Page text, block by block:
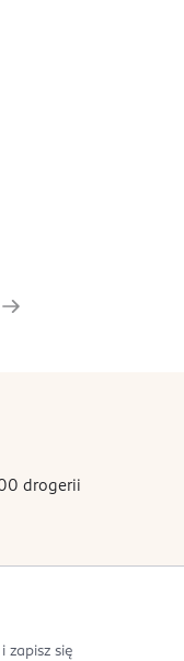
drogerii
zapisz się